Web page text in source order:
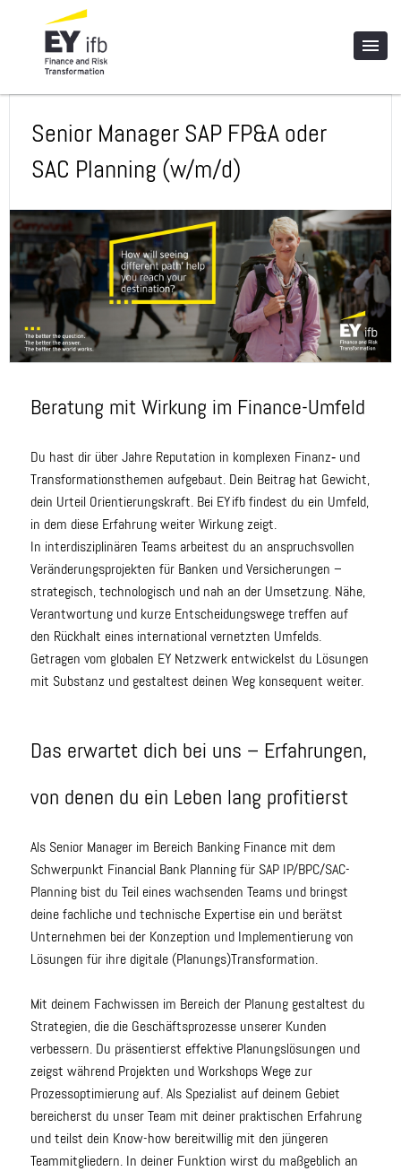
Senior Manager SAP FP&A oder
SAC Planning (w/m/d)
Beratung mit Wirkung im Finance-Umfeld
Du hast dir über Jahre Reputation in komplexen Finanz‑ und
Transformationsthemen aufgebaut. Dein Beitrag hat Gewicht,
dein Urteil Orientierungskraft. Bei EY ifb findest du ein Umfeld,
in dem diese Erfahrung weiter Wirkung zeigt.
In interdisziplinären Teams arbeitest du an anspruchsvollen
Veränderungsprojekten für Banken und Versicherungen –
strategisch, technologisch und nah an der Umsetzung. Nähe,
Verantwortung und kurze Entscheidungswege treffen auf
den Rückhalt eines international vernetzten Umfelds.
Getragen vom globalen EY Netzwerk entwickelst du Lösungen
mit Substanz und gestaltest deinen Weg konsequent weiter.
Das erwartet dich bei uns – Erfahrungen,
von denen du ein Leben lang profitierst
Als Senior Manager im Bereich Banking Finance mit dem
Schwerpunkt Financial Bank Planning für SAP IP/BPC/SAC-
Planning bist du Teil eines wachsenden Teams und bringst
deine fachliche und technische Expertise ein und berätst
Unternehmen bei der Konzeption und Implementierung von
Lösungen für ihre digitale (Planungs)Transformation.
Mit deinem Fachwissen im Bereich der Planung gestaltest du
Strategien, die die Geschäftsprozesse unserer Kunden
verbessern. Du präsentierst effektive Planungslösungen und
zeigst während Projekten und Workshops Wege zur
Prozessoptimierung auf. Als Spezialist auf deinem Gebiet
bereicherst du unser Team mit deiner praktischen Erfahrung
und teilst dein Know-how bereitwillig mit den jüngeren
Teammitgliedern. In deiner Funktion wirst du maßgeblich an